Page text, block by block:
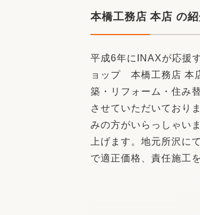
バリアフリー
収納
趣味を楽しむ
お客さまの声
リフォームコンシェル
本橋工務店 本店 の
平成6年にINAXが応援
ョップ 本橋工務店 本
築・リフォーム・住み
させていただいており
みの方がいらっしゃい
上げます。地元所沢に
で適正価格、責任施工